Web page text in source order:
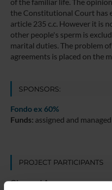
the Constitutional Court has
article 235 c.c. However it is
other people's sperm is
marital duties. The problem
agreements is placed on the
SPONSORS:
Fondo ex 60%
Funds: assigned and
PROJECT PARTICIPANTS
Giovanni Aquaro